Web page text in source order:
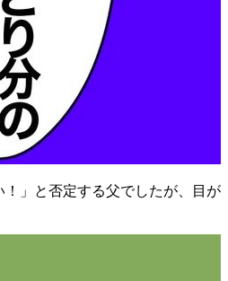
！」と否定する父でしたが、目が